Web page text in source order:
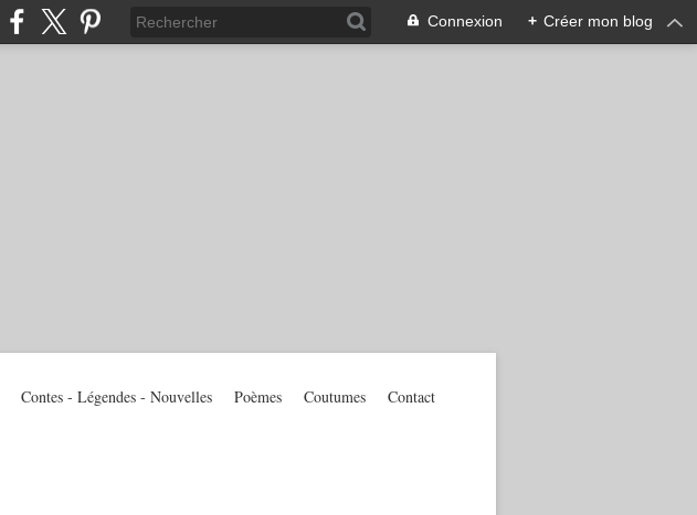
Connexion + Créer mon blog
Contes - Légendes - Nouvelles Poèmes Coutumes Contact